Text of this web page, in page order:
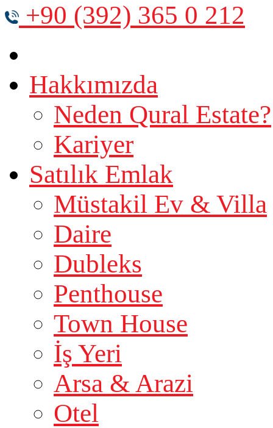
+90 (392) 365 0 212
Hakkımızda
Neden Qural Estate?
Kariyer
Satılık Emlak
Müstakil Ev & Villa
Daire
Dubleks
Penthouse
Town House
İş Yeri
Arsa & Arazi
Otel